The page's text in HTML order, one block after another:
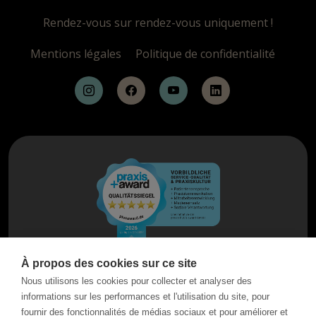
Rendez-vous sur rendez-vous uniquement !
Mentions légales
Politique de confidentialité
À propos des cookies sur ce site
Nous utilisons les cookies pour collecter et analyser des
informations sur les performances et l'utilisation du site, pour
fournir des fonctionnalités de médias sociaux et pour améliorer et